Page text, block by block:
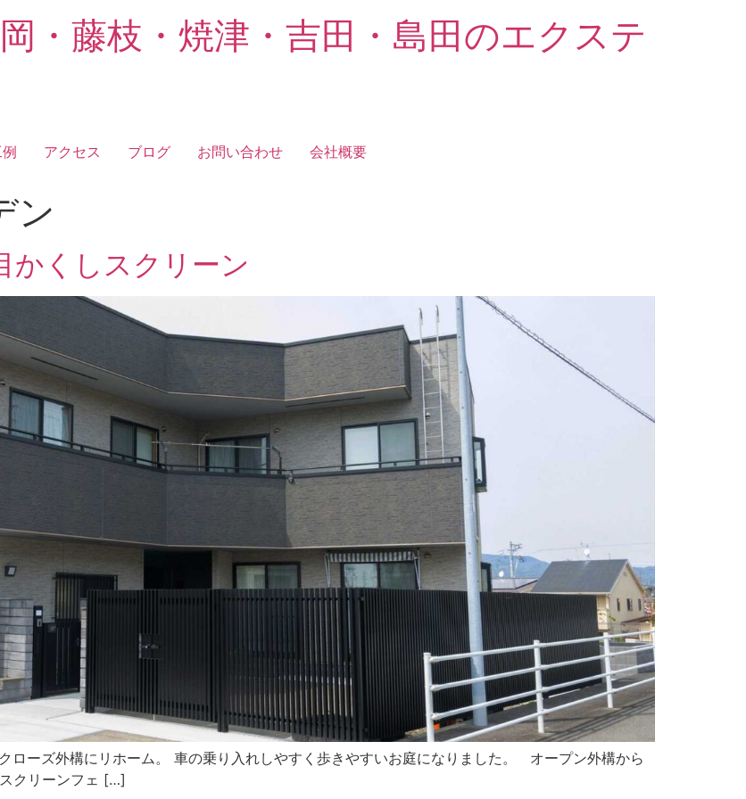
・藤枝・焼津・吉田・島田のエクステ
アクセス ブログ お問い合わせ 会社概要
ン
かくしスクリーン
ローズ外構にリホーム。 車の乗り入れしやすく歩きやすいお庭になりました。 オープン外構から
クリーンフェ […]